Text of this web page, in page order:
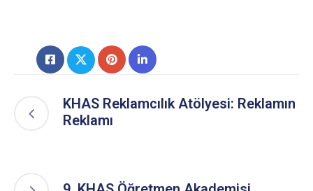
KHAS Reklamcılık Atölyesi: Reklamın
Reklamı